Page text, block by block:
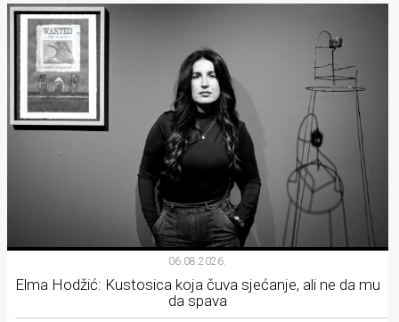
06.08.2026.
Elma Hodžić: Kustosica koja čuva sjećanje, ali ne da mu
da spava